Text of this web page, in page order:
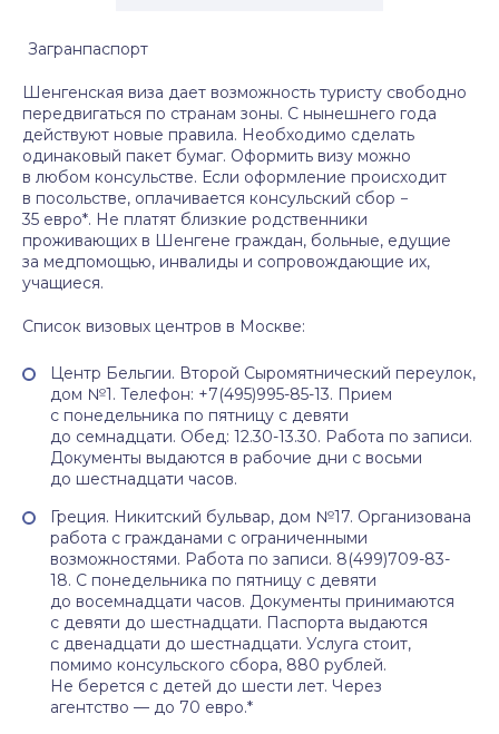
Загранпаспорт
Шенгенская виза дает возможность туристу свободно
передвигаться по странам зоны. С нынешнего года
действуют новые правила. Необходимо сделать
одинаковый пакет бумаг. Оформить визу можно
в любом консульстве. Если оформление происходит
в посольстве, оплачивается консульский сбор −
35 евро*. Не платят близкие родственники
проживающих в Шенгене граждан, больные, едущие
за медпомощью, инвалиды и сопровождающие их,
учащиеся.
Список визовых центров в Москве:
Центр Бельгии. Второй Сыромятнический переулок,
дом №1. Телефон: +7(495)995-85-13. Прием
с понедельника по пятницу с девяти
до семнадцати. Обед: 12.30-13.30. Работа по записи.
Документы выдаются в рабочие дни с восьми
до шестнадцати часов.
Греция. Никитский бульвар, дом №17. Организована
работа с гражданами с ограниченными
возможностями. Работа по записи. 8(499)709-83-
18. С понедельника по пятницу с девяти
до восемнадцати часов. Документы принимаются
с девяти до шестнадцати. Паспорта выдаются
с двенадцати до шестнадцати. Услуга стоит,
помимо консульского сбора, 880 рублей.
Не берется с детей до шести лет. Через
агентство — до 70 евро.*